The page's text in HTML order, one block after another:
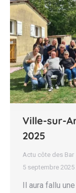
Ville-sur-
2025
Actu côte des Bar
5 septembre 2025
Il aura fallu